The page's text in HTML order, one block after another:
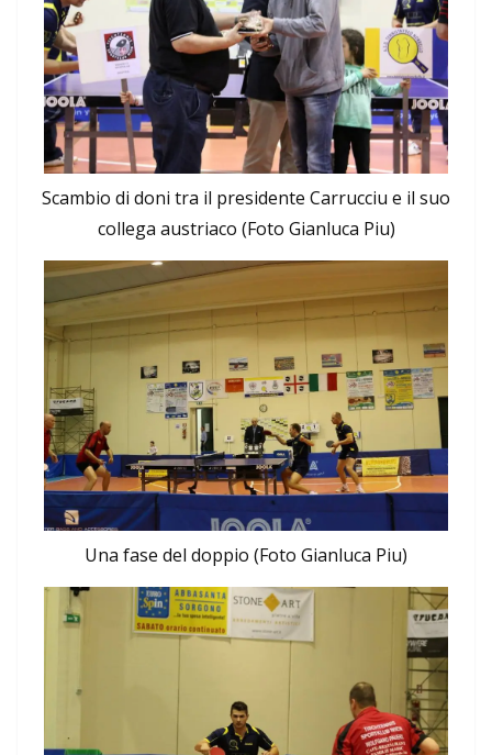
Scambio di doni tra il presidente Carrucciu e il suo
collega austriaco (Foto Gianluca Piu)
Una fase del doppio (Foto Gianluca Piu)